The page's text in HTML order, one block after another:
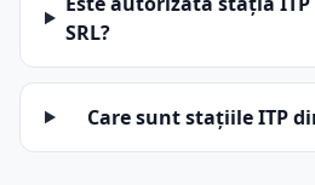
SRL?
Care sunt stațiile ITP